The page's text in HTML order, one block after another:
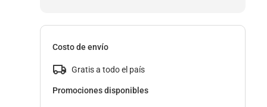
Costo de envío
Gratis a todo el país
Promociones disponibles